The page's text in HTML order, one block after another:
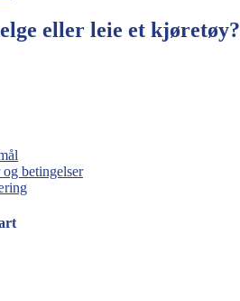
eller leie et kjøretøy?
betingelser